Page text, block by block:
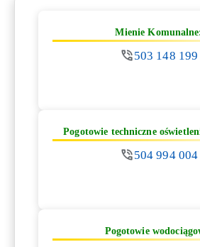
Mienie
503 148 199
Pogotowie techniczne
504 994 004
Pogotowie